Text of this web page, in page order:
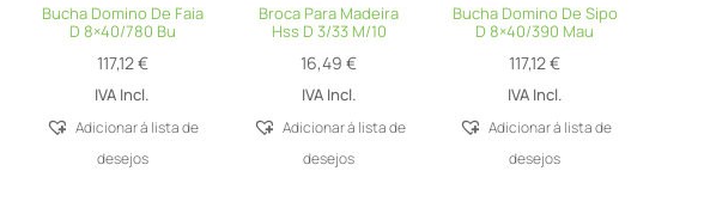
Bucha Domino De Faia
D 8×40/780 Bu
117,12€
IVA Incl.
Adicionar á lista de
desejos
Broca Para Madeira
Hss D 3/33 M/10
16,49€
IVA Incl.
Adicionar á lista de
desejos
Bucha Domino De Sipo
D 8×40/390 Mau
117,12€
IVA Incl.
Adicionar á lista de
desejos